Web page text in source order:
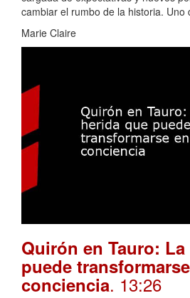
cambiar el rumbo de la historia.
Marie Claire
Quirón en Tauro:
puede
conciencia. 13:26